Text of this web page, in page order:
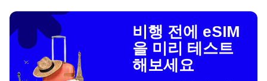
비행 전에 eSIM
을 미리 테스트
해보세요